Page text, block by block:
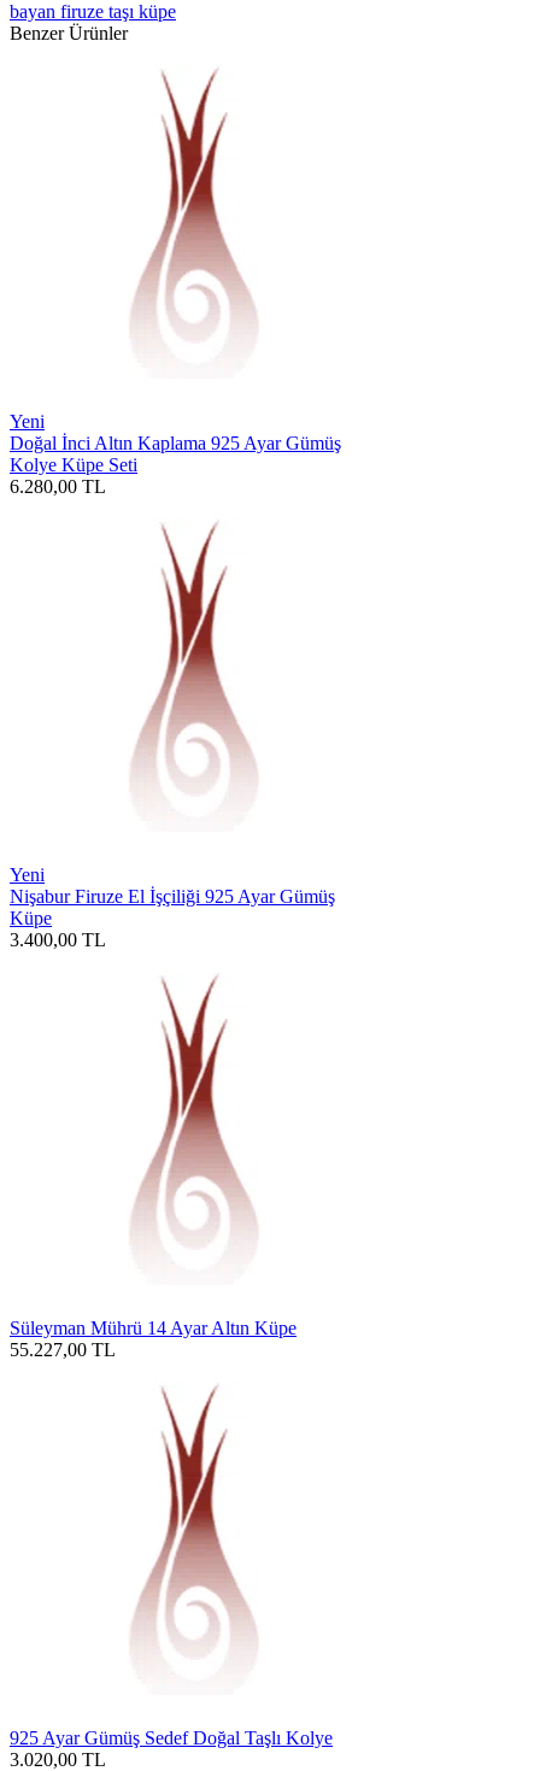
bayan firuze taşı küpe
Benzer Ürünler
Yeni
Doğal İnci Altın Kaplama 925 Ayar Gümüş
Kolye Küpe Seti
6.280,00 TL
Yeni
Nişabur Firuze El İşçiliği 925 Ayar Gümüş
Küpe
3.400,00 TL
Süleyman Mührü 14 Ayar Altın Küpe
55.227,00 TL
925 Ayar Gümüş Sedef Doğal Taşlı Kolye
3.020,00 TL